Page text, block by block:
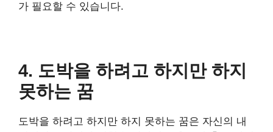
가 필요할 수 있습니다.
4. 도박을 하려고 하지만 하지
못하는 꿈
도박을 하려고 하지만 하지 못하는 꿈은 자신의 내